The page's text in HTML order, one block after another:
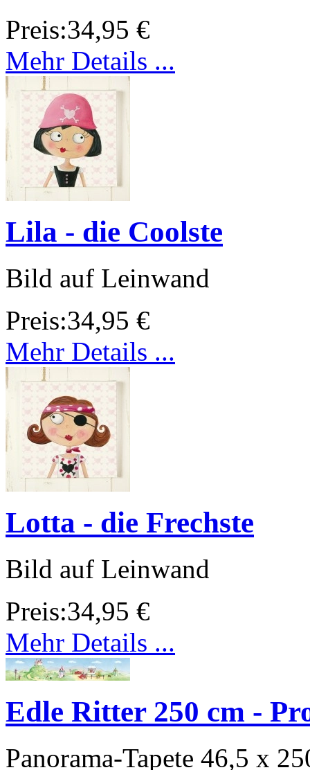
Preis:34,95 €
Mehr Details ...
Lila - die Coolste
Bild auf Leinwand
Preis:34,95 €
Mehr Details ...
Lotta - die Frechste
Bild auf Leinwand
Preis:34,95 €
Mehr Details ...
Edle Ritter 250 cm -
Panorama-Tapete 46,5 x